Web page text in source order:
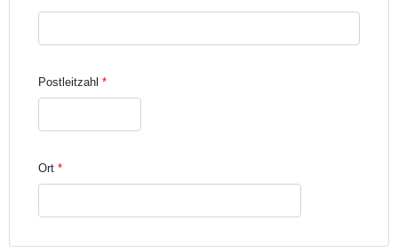
Straße und Hausnummer Zeile 3
Postleitzahl
Ort